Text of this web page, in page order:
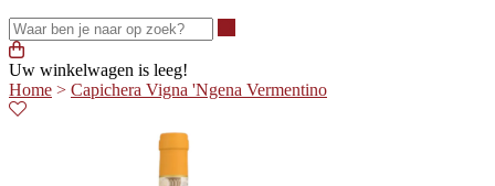
Uw winkelwagen is leeg!
Home > Capichera Vigna 'Ngena Vermentino